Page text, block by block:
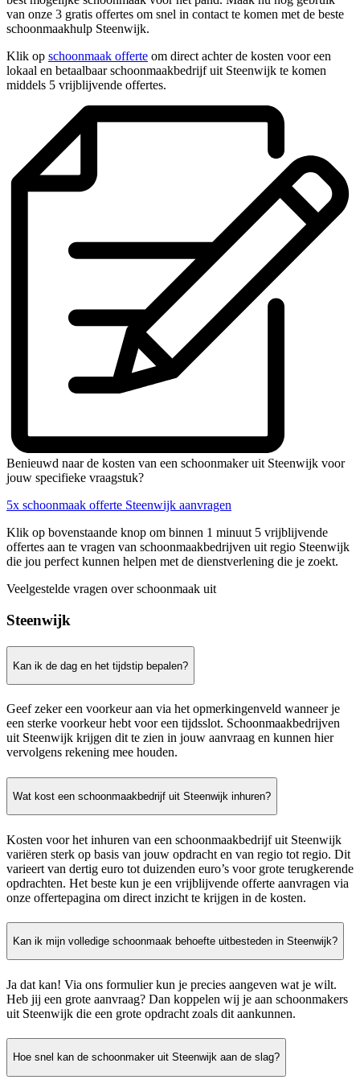
van onze 3 gratis offertes om snel in contact te komen met de beste
schoonmaakhulp Steenwijk.
Klik op schoonmaak offerte om direct achter de kosten voor een
lokaal en betaalbaar schoonmaakbedrijf uit Steenwijk te komen
middels 5 vrijblijvende offertes.
Benieuwd naar de kosten van een schoonmaker uit Steenwijk voor
jouw specifieke vraagstuk?
5x schoonmaak offerte Steenwijk aanvragen
Klik op bovenstaande knop om binnen 1 minuut 5 vrijblijvende
offertes aan te vragen van schoonmaakbedrijven uit regio Steenwijk
die jou perfect kunnen helpen met de dienstverlening die je zoekt.
Veelgestelde vragen over schoonmaak uit
Steenwijk
Kan ik de dag en het tijdstip bepalen?
Geef zeker een voorkeur aan via het opmerkingenveld wanneer je
een sterke voorkeur hebt voor een tijdsslot. Schoonmaakbedrijven
uit Steenwijk krijgen dit te zien in jouw aanvraag en kunnen hier
vervolgens rekening mee houden.
Wat kost een schoonmaakbedrijf uit Steenwijk inhuren?
Kosten voor het inhuren van een schoonmaakbedrijf uit Steenwijk
variëren sterk op basis van jouw opdracht en van regio tot regio. Dit
varieert van dertig euro tot duizenden euro’s voor grote terugkerende
opdrachten. Het beste kun je een vrijblijvende offerte aanvragen via
onze offertepagina om direct inzicht te krijgen in de kosten.
Kan ik mijn volledige schoonmaak behoefte uitbesteden in Steenwijk?
Ja dat kan! Via ons formulier kun je precies aangeven wat je wilt.
Heb jij een grote aanvraag? Dan koppelen wij je aan schoonmakers
uit Steenwijk die een grote opdracht zoals dit aankunnen.
Hoe snel kan de schoonmaker uit Steenwijk aan de slag?